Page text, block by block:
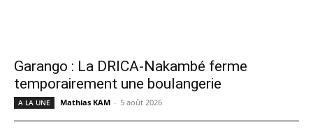
Garango : La DRICA-Nakambé ferme
temporairement une boulangerie
A LA UNE Mathias KAM - 5 août 2026